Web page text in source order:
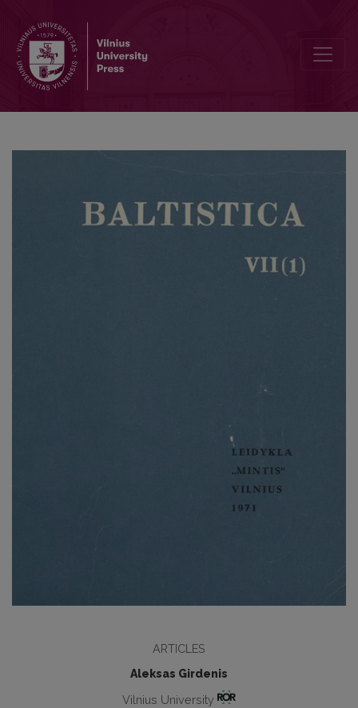
ARTICLES
Aleksas Girdenis
Vilnius University